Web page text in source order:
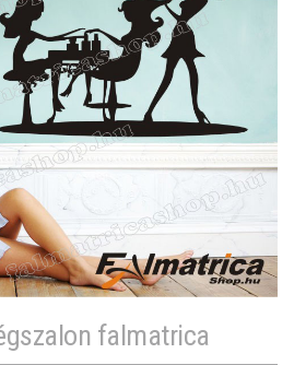
falmatrica